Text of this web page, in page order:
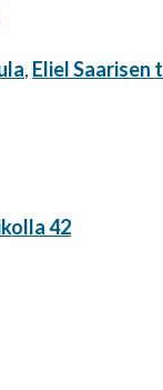
, Eliel Saarisen
42